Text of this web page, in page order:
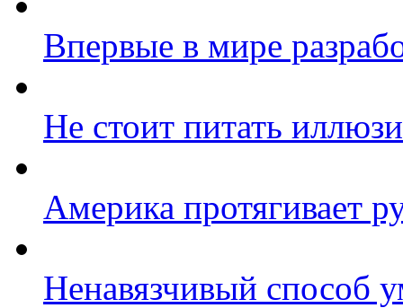
Впервые в мире
Не стоит питать
Америка протягивает
Ненавязчивый способ